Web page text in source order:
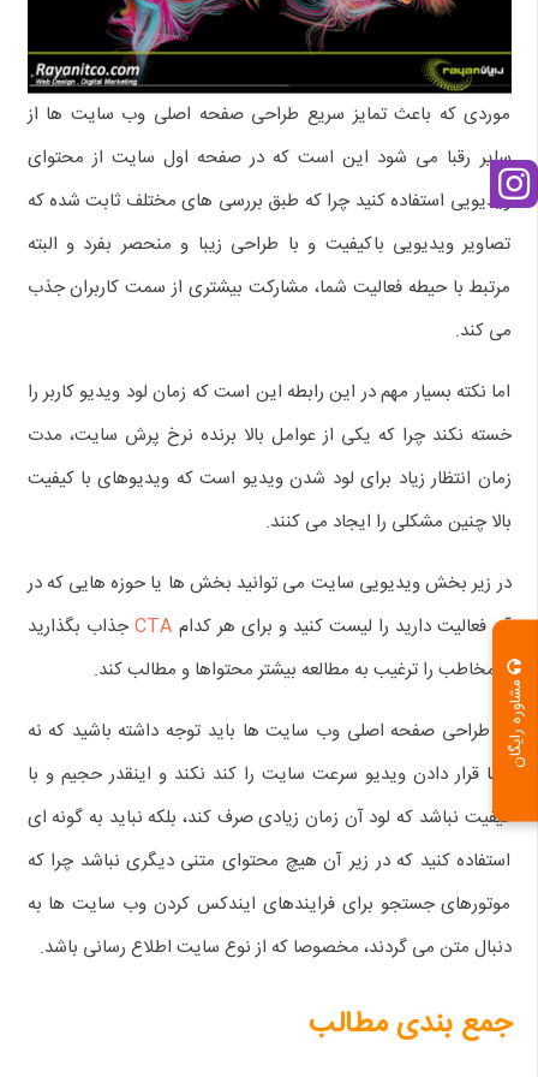
مشاوره رایگان
موردی که باعث تمایز سریع طراحی صفحه اصلی وب سایت ها از
سایر رقبا می شود این است که در صفحه اول سایت از محتوای
ویدیویی استفاده کنید چرا که طبق بررسی های مختلف ثابت شده که
تصاویر ویدیویی باکیفیت و با طراحی زیبا و منحصر بفرد و البته
مرتبط با حیطه فعالیت شما، مشارکت بیشتری از سمت کاربران جذب
می کند.
اما نکته بسیار مهم در این رابطه این است که زمان لود ویدیو کاربر را
خسته نکند چرا که یکی از عوامل بالا برنده نرخ پرش سایت، مدت
زمان انتظار زیاد برای لود شدن ویدیو است که ویدیوهای با کیفیت
بالا چنین مشکلی را ایجاد می کنند.
در زیر بخش ویدیویی سایت می توانید بخش ها یا حوزه هایی که در
آن فعالیت دارید را لیست کنید و برای هر کدام CTA جذاب بگذارید
تا مخاطب را ترغیب به مطالعه بیشتر محتواها و مطالب کند.
در طراحی صفحه اصلی وب سایت ها باید توجه داشته باشید که نه
تنها قرار دادن ویدیو سرعت سایت را کند نکند و اینقدر حجیم و با
کیفیت نباشد که لود آن زمان زیادی صرف کند، بلکه نباید به گونه ای
استفاده کنید که در زیر آن هیچ محتوای متنی دیگری نباشد چرا که
موتورهای جستجو برای فرایندهای ایندکس کردن وب سایت ها به
دنبال متن می گردند، مخصوصا که از نوع سایت اطلاع رسانی باشد.
جمع بندی مطالب